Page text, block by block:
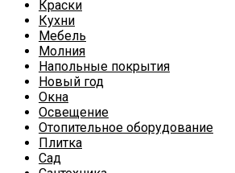
Краски
Кухни
Мебель
Молния
Напольные покрытия
Новый год
Окна
Освещение
Отопительное оборудование
Плитка
Сад